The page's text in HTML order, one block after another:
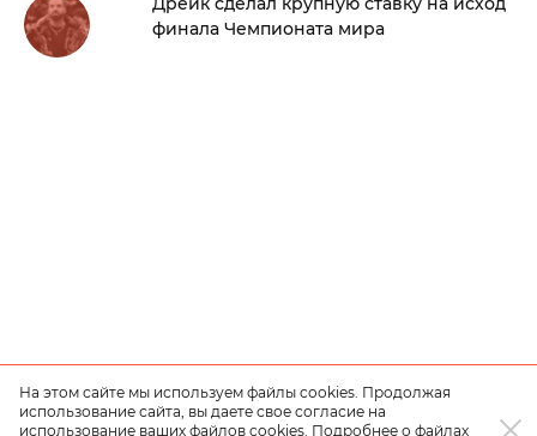
финала Чемпионата мира
На этом сайте мы используем файлы cookies. Продолжая
использование сайта, вы даете свое согласие на
использование ваших файлов cookies. Подробнее о файлах